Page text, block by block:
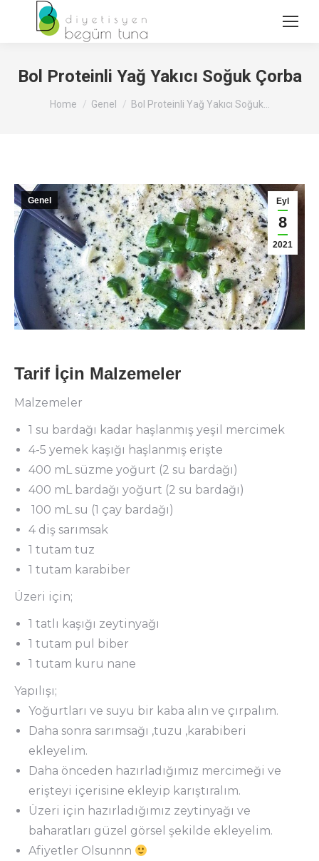
Bol Proteinli Yağ Yakıcı Soğuk Çorba
You are here:
Home Genel Bol Proteinli Yağ Yakıcı Soğuk…
Eyl
8
2021
Genel
Tarif İçin Malzemeler
Malzemeler
1 su bardağı kadar haşlanmış yeşil mercimek
4-5 yemek kaşığı haşlanmış erişte
400 mL süzme yoğurt (2 su bardağı)
400 mL bardağı yoğurt (2 su bardağı)
100 mL su (1 çay bardağı)
4 diş sarımsak
1 tutam tuz
1 tutam karabiber
Üzeri için;
1 tatlı kaşığı zeytinyağı
1 tutam pul biber
1 tutam kuru nane
Yapılışı;
Yoğurtları ve suyu bir kaba alın ve çırpalım.
Daha sonra sarımsağı ,tuzu ,karabiberi
ekleyelim.
Daha önceden hazırladığımız mercimeği ve
erişteyi içerisine ekleyip karıştıralım.
Üzeri için hazırladığımız zeytinyağı ve
baharatları güzel görsel şekilde ekleyelim.
Afiyetler Olsunnn